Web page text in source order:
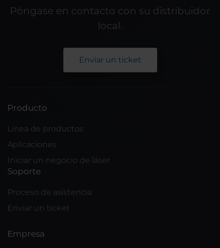
Póngase en contacto con su distribuidor
local.
Enviar un ticket
Producto
Línea de productos
Aplicaciones
Iniciar un negocio de láser
Soporte
Proceso de asistencia
Enviar un ticket
Empresa